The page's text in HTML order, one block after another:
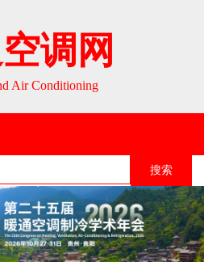
调网
Air Conditioning
搜索
织活
动
行业资
讯
English